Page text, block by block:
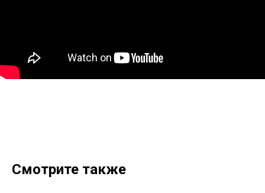
Смотрите также